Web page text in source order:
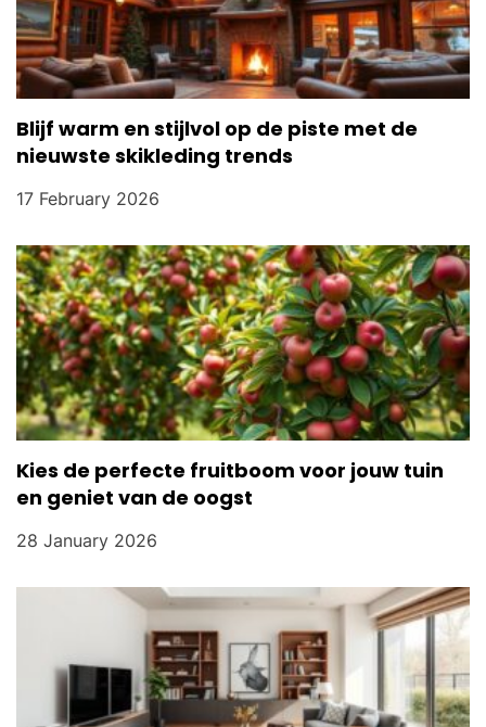
Blijf warm en stijlvol op de piste met de
nieuwste skikleding trends
17 February 2026
Kies de perfecte fruitboom voor jouw tuin
en geniet van de oogst
28 January 2026